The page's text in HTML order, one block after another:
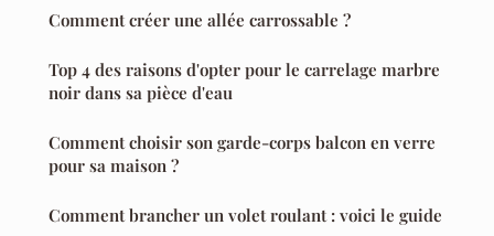
Comment créer une allée carrossable ?
Top 4 des raisons d'opter pour le carrelage marbre
noir dans sa pièce d'eau
Comment choisir son garde-corps balcon en verre
pour sa maison ?
Comment brancher un volet roulant : voici le guide